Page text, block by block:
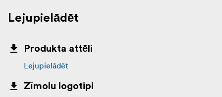
Lejupielādēt
Produkta attēli
Lejupielādēt
Zīmolu logotipi